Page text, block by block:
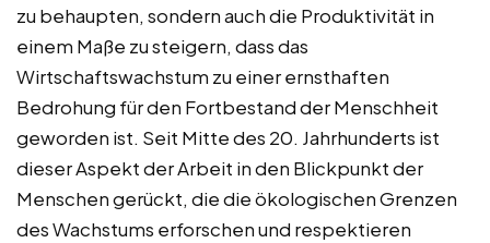
zu behaupten, sondern auch die Produktivität in
einem Maße zu steigern, dass das
Wirtschaftswachstum zu einer ernsthaften
Bedrohung für den Fortbestand der Menschheit
geworden ist. Seit Mitte des 20. Jahrhunderts ist
dieser Aspekt der Arbeit in den Blickpunkt der
Menschen gerückt, die die ökologischen Grenzen
des Wachstums erforschen und respektieren